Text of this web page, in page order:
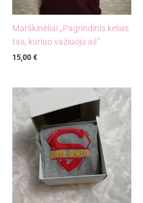
Marškinėliai „Pagrindinis kelias
tas, kuriuo važiuoju aš”
15,00 €